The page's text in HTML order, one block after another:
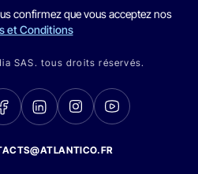
confirmez que vous acceptez nos
et Conditions
SAS. tous droits réservés.